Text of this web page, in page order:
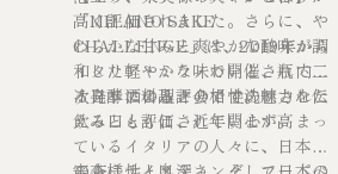
高く評価されました。さらに、や
わらかな甘みと爽やかな酸味が調
和した軽やかな味わいと、瓶内二
次発酵によるクリアで洗練された
飲み口も評価されています。
「MILANO SAKE
CHALLENGE」は、2019年から
イタリア・ミラノで開催されてい
る日本酒の品評会です。
イタリア料理との相性の魅力を伝
えるとともに、近年関心が高まっ
ているイタリアの人々に、日本酒